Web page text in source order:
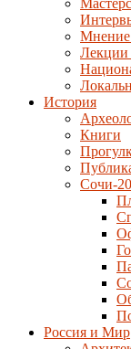
Мнение
Лекции
История
Книги
Сочи-
Россия и Мир